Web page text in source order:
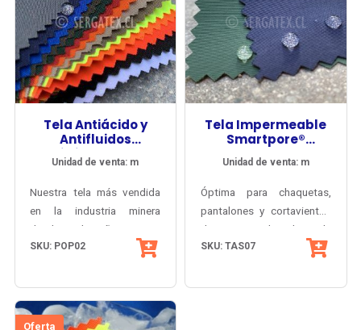
Tela Antiácido y
Antifluidos
Vitriolen® 220
Unidad de venta: m
Nuestra tela más vendida
en la industria minera
desde el año 2000,
imbatible frente al trato
es confortable y preserva
sus propiedades
protectivas de manera
SKU: POP02
Tela Impermeable
Smartpore®
TRIPLEX 10000
Unidad de venta: m
Óptima para chaquetas,
pantalones y cortavientos
deportivos y de trabajo, de
máxima impermeabilidad y
membrana y forro
SKU: TAS07
Oferta